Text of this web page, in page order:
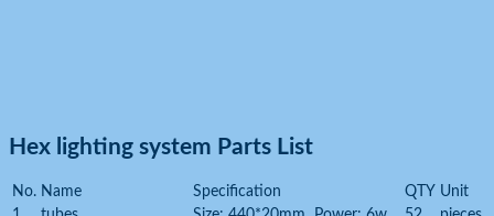
Hex lighting system Parts List
No. Name Specification QTY Unit